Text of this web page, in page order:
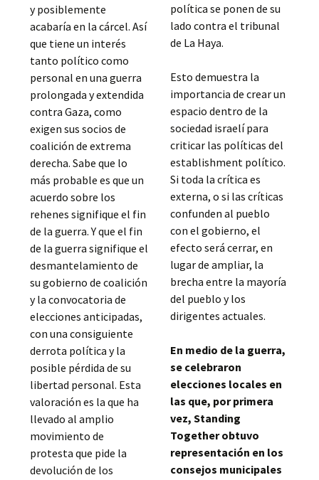
y posiblemente
acabaría en la cárcel. Así
que tiene un interés
tanto político como
personal en una guerra
prolongada y extendida
contra Gaza, como
exigen sus socios de
coalición de extrema
derecha. Sabe que lo
más probable es que un
acuerdo sobre los
rehenes signifique el fin
de la guerra. Y que el fin
de la guerra signifique el
desmantelamiento de
su gobierno de coalición
y la convocatoria de
elecciones anticipadas,
con una consiguiente
derrota política y la
posible pérdida de su
libertad personal. Esta
valoración es la que ha
llevado al amplio
movimiento de
protesta que pide la
devolución de los
política se ponen de su
lado contra el tribunal
de La Haya.
Esto demuestra la
importancia de crear un
espacio dentro de la
sociedad israelí para
criticar las políticas del
establishment político.
Si toda la crítica es
externa, o si las críticas
confunden al pueblo
con el gobierno, el
efecto será cerrar, en
lugar de ampliar, la
brecha entre la mayoría
del pueblo y los
dirigentes actuales.
En medio de la guerra,
se celebraron
elecciones locales en
las que, por primera
vez, Standing
Together obtuvo
representación en los
consejos municipales